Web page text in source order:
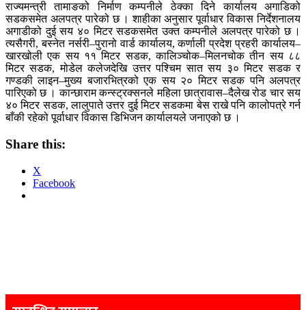
राज्यमन्त्री तामाङको निर्माण कम्पनीले ठेक्का दिने कार्यालय अगाडिको
सडकसमेत अलपत्र पारेको छ । शाहीका अनुसार पूर्वाधार विकास निर्देशनालय
अगाडीको दुई सय ४० मिटर सडकसमेत उक्त कम्पनीले अलपत्र पारेको छ ।
त्यसैगरी, बस्नेत नर्सरी–पुरानो वार्ड कार्यालय, कर्णाली प्रदेश प्रहरी कार्यालय–
खारखोली एक सय ११ मिटर सडक, कालिञ्चोक–मिलनचोक तीन सय ८८
मिटर सडक, मोडेल कलेजदेखि उत्तर पश्चिम सात सय ३० मिटर सडक र
गण्डकी लाइन–मुख्य बजारभित्रको एक सय २० मिटर सडक पनि अलपत्र
पारिएको छ । कान्छाराम कन्स्ट्रक्सनले महिला छात्रावास–दैलेख रोड चार सय
४० मिटर सडक, लालुपाते उत्तर दुई मिटर सडकमा बेस राखे पनि कालोपत्रे गर्न
बाँकी रहेको पूर्वाधार विकास डिभिजन कार्यालयले जनाएको छ ।
Share this:
X
Facebook
navigation